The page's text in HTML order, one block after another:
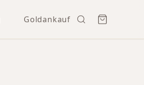
Goldankauf